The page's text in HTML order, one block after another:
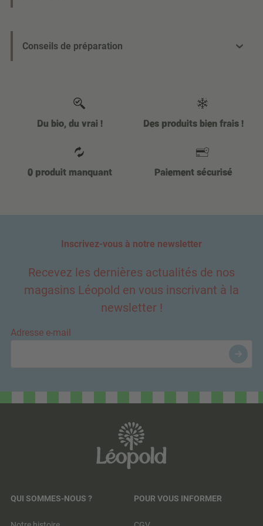
Conseils de préparation
Du bio, du vrai ! Des produits bien frais !
0 produit manquant Paiement sécurisé
Inscrivez-vous à notre newsletter
Recevez les dernières actualités de nos
magasins Léopold en vous inscrivant à la
newsletter !
Adresse e-mail
QUI SOMMES-NOUS ? POUR VOUS INFORMER